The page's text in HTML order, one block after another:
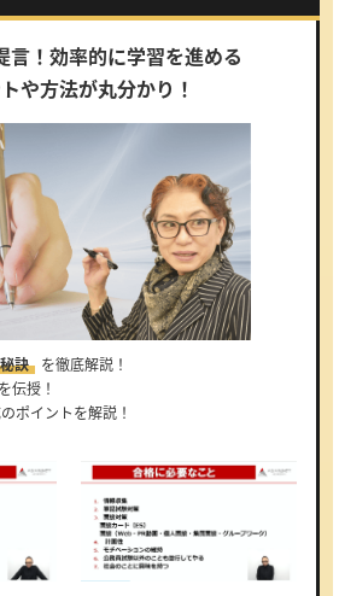
言！効率的に学習を進める
や方法が丸分かり！
訣
を徹底解説！
を伝授！
ポイントを解説！